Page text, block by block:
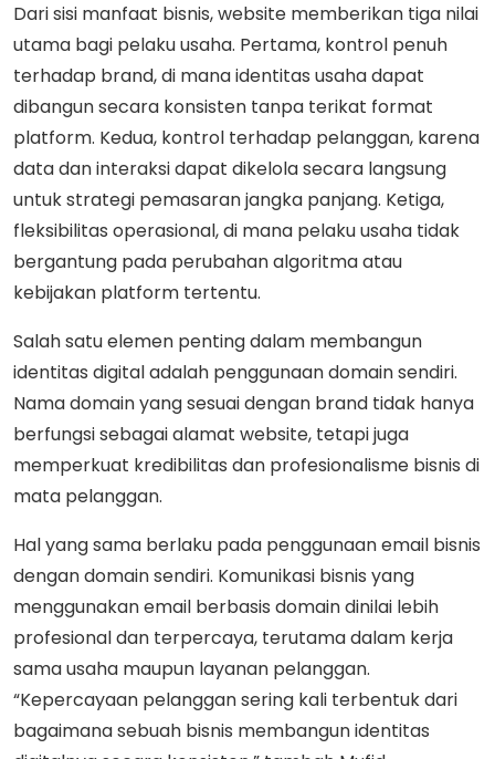
Dari sisi manfaat bisnis, website memberikan tiga nilai
utama bagi pelaku usaha. Pertama, kontrol penuh
terhadap brand, di mana identitas usaha dapat
dibangun secara konsisten tanpa terikat format
platform. Kedua, kontrol terhadap pelanggan, karena
data dan interaksi dapat dikelola secara langsung
untuk strategi pemasaran jangka panjang. Ketiga,
fleksibilitas operasional, di mana pelaku usaha tidak
bergantung pada perubahan algoritma atau
kebijakan platform tertentu.
Salah satu elemen penting dalam membangun
identitas digital adalah penggunaan domain sendiri.
Nama domain yang sesuai dengan brand tidak hanya
berfungsi sebagai alamat website, tetapi juga
memperkuat kredibilitas dan profesionalisme bisnis di
mata pelanggan.
Hal yang sama berlaku pada penggunaan email bisnis
dengan domain sendiri. Komunikasi bisnis yang
menggunakan email berbasis domain dinilai lebih
profesional dan terpercaya, terutama dalam kerja
sama usaha maupun layanan pelanggan.
“Kepercayaan pelanggan sering kali terbentuk dari
bagaimana sebuah bisnis membangun identitas